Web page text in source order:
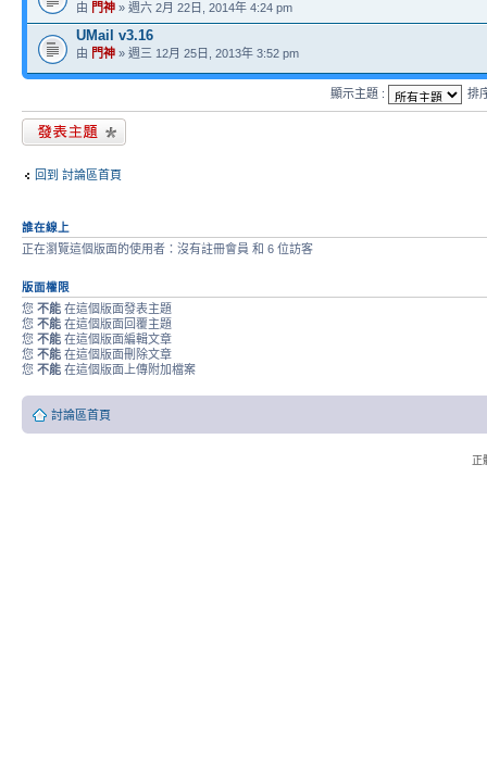
由 門神 » 週六 2月 22日, 2014年 4:24 pm
UMail v3.16
由 門神 » 週三 12月 25日, 2013年 3:52 pm
顯示主題 : 排
發表新主題
回到 討論區首頁
誰在線上
正在瀏覽這個版面的使用者：沒有註冊會員 和 6 位訪客
版面權限
您 不能 在這個版面發表主題
您 不能 在這個版面回覆主題
您 不能 在這個版面編輯文章
您 不能 在這個版面刪除文章
您 不能 在這個版面上傳附加檔案
討論區首頁
正